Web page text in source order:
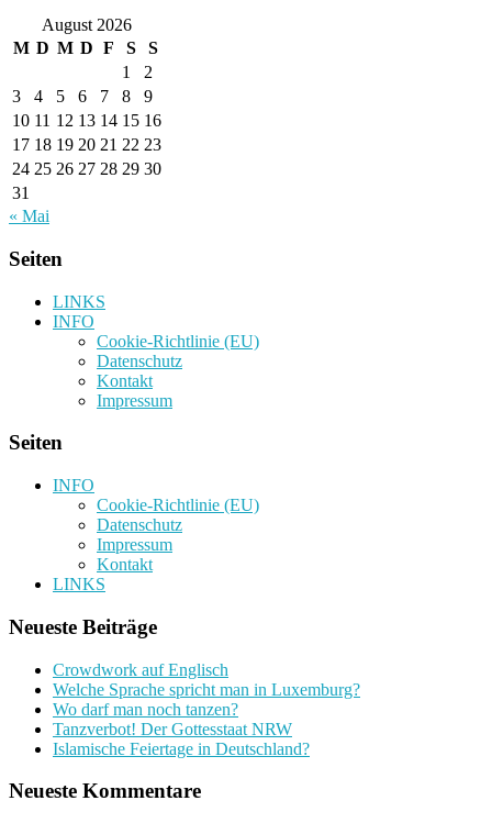
August 2026
M D M D F S
S
1
2
3
4 5 6 7 8
9
10 11 12 13 14 15 16
17 18 19 20 21 22 23
24 25 26 27 28 29 30
31
« Mai
Seiten
LINKS
INFO
Cookie-Richtlinie (EU)
Datenschutz
Kontakt
Impressum
Seiten
INFO
Cookie-Richtlinie (EU)
Datenschutz
Impressum
Kontakt
LINKS
Neueste Beiträge
Crowdwork auf Englisch
Welche Sprache spricht man in Luxemburg?
Wo darf man noch tanzen?
Tanzverbot! Der Gottesstaat NRW
Islamische Feiertage in Deutschland?
Neueste Kommentare